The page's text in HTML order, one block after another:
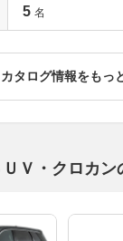
5 名
カタログ情報をもっ
Ｖ・クロカン